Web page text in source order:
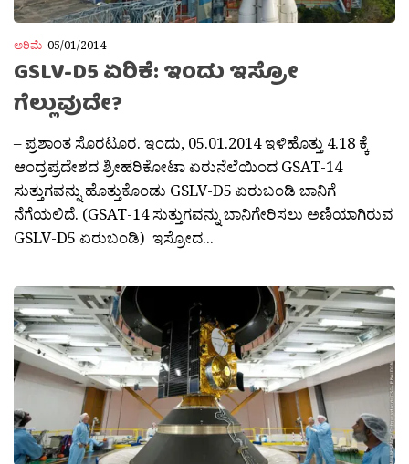
ಅರಿಮೆ 05/01/2014
GSLV-D5 ಏರಿಕೆ: ಇಂದು ಇಸ್ರೋ
ಗೆಲ್ಲುವುದೇ?
– ಪ್ರಶಾಂತ ಸೊರಟೂರ. ಇಂದು, 05.01.2014 ಇಳಿಹೊತ್ತು 4.18 ಕ್ಕೆ
ಆಂದ್ರಪ್ರದೇಶದ ಶ್ರ‍ೀಹರಿಕೋಟಾ ಏರುನೆಲೆಯಿಂದ GSAT-14
ಸುತ್ತುಗವನ್ನು ಹೊತ್ತುಕೊಂಡು GSLV-D5 ಏರುಬಂಡಿ ಬಾನಿಗೆ
ನೆಗೆಯಲಿದೆ. (GSAT-14 ಸುತ್ತುಗವನ್ನು ಬಾನಿಗೇರಿಸಲು ಅಣಿಯಾಗಿರುವ
GSLV-D5 ಏರುಬಂಡಿ) ಇಸ್ರೋದ...